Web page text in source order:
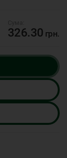
326.30 грн.